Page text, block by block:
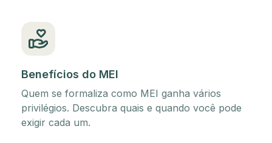
Benefícios do MEI
Quem se formaliza como MEI ganha vários
privilégios. Descubra quais e quando você pode
exigir cada um.